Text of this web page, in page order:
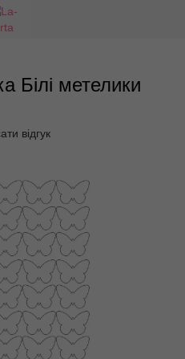
Білі метелики
відгук